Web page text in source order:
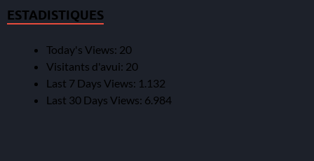
ESTADISTIQUES
Today's Views: 20
Visitants d'avui: 20
Last 7 Days Views: 1.132
Last 30 Days Views: 6.984